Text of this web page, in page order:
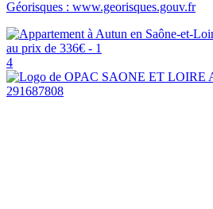
Géorisques : www.georisques.gouv.fr
4